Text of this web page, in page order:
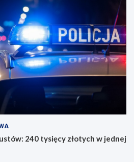
240 tysięcy złotych w jednej